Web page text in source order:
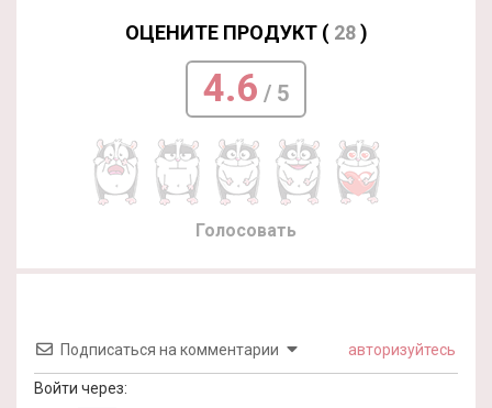
ОЦЕНИТЕ ПРОДУКТ ( 28)
4.6 / 5
Голосовать
Подписаться на комментарии авторизуйтесь
Войти через: